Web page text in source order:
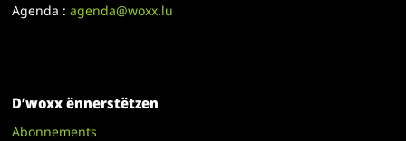
Agenda :agenda@woxx.lu
D’woxx ënnerstëtzen
Abonnements